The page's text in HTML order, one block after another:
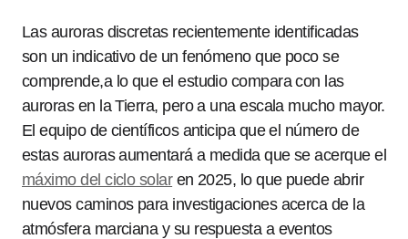
Las auroras discretas recientemente identificadas
son un indicativo de un fenómeno que poco se
comprende,a lo que el estudio compara con las
auroras en la Tierra, pero a una escala mucho mayor.
El equipo de científicos anticipa que el número de
estas auroras aumentará a medida que se acerque el
máximo del ciclo solaren 2025, lo que puede abrir
nuevos caminos para investigaciones acerca de la
atmósfera marciana y su respuesta a eventos